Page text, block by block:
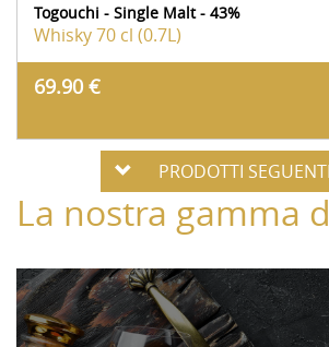
Togouchi - Single Malt - 43%
Whisky70 cl (0.7L)
69.90 €
PRODOTTI SEGUENTI
La nostra gamma